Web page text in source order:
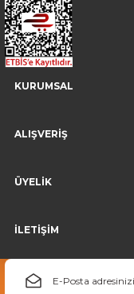
KURUMSAL
ALIŞVERİŞ
ÜYELİK
İLETİŞİM